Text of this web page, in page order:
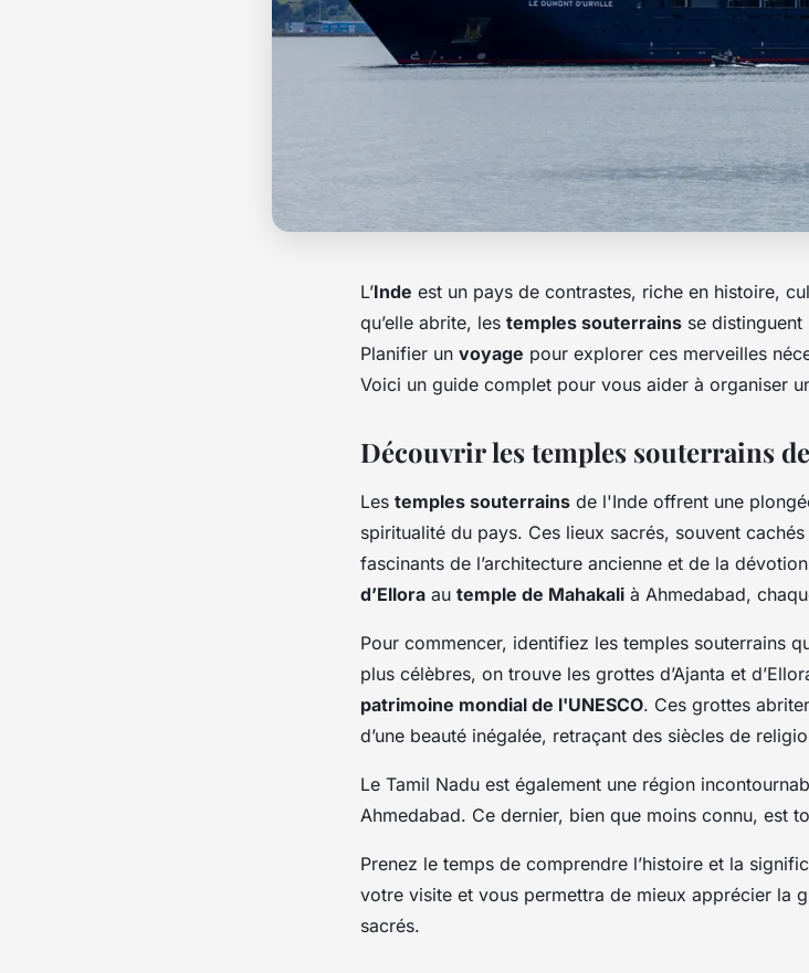
L’Inde est un pays de contrastes, riche en histoire,
qu’elle abrite, les temples souterrains se
Planifier un voyage pour explorer ces merveilles
Voici un guide complet pour vous aider à organiser
Découvrir les temples souterrains
Les temples souterrains de l'Inde offrent une
spiritualité du pays. Ces lieux sacrés, souvent
fascinants de l’architecture ancienne et de la
d’Ellora au temple de Mahakali à Ahmedabad,
Pour commencer, identifiez les temples souterrains
plus célèbres, on trouve les grottes d’Ajanta et
patrimoine mondial de l'UNESCO. Ces grottes
d’une beauté inégalée, retraçant des siècles de
Le Tamil Nadu est également une région
Ahmedabad. Ce dernier, bien que moins connu, est
Prenez le temps de comprendre l’histoire et la
votre visite et vous permettra de mieux apprécier la
sacrés.